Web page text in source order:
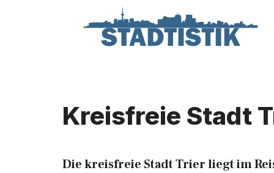
Kreisfreie Stadt
Die kreisfreie Stadt Trier liegt im